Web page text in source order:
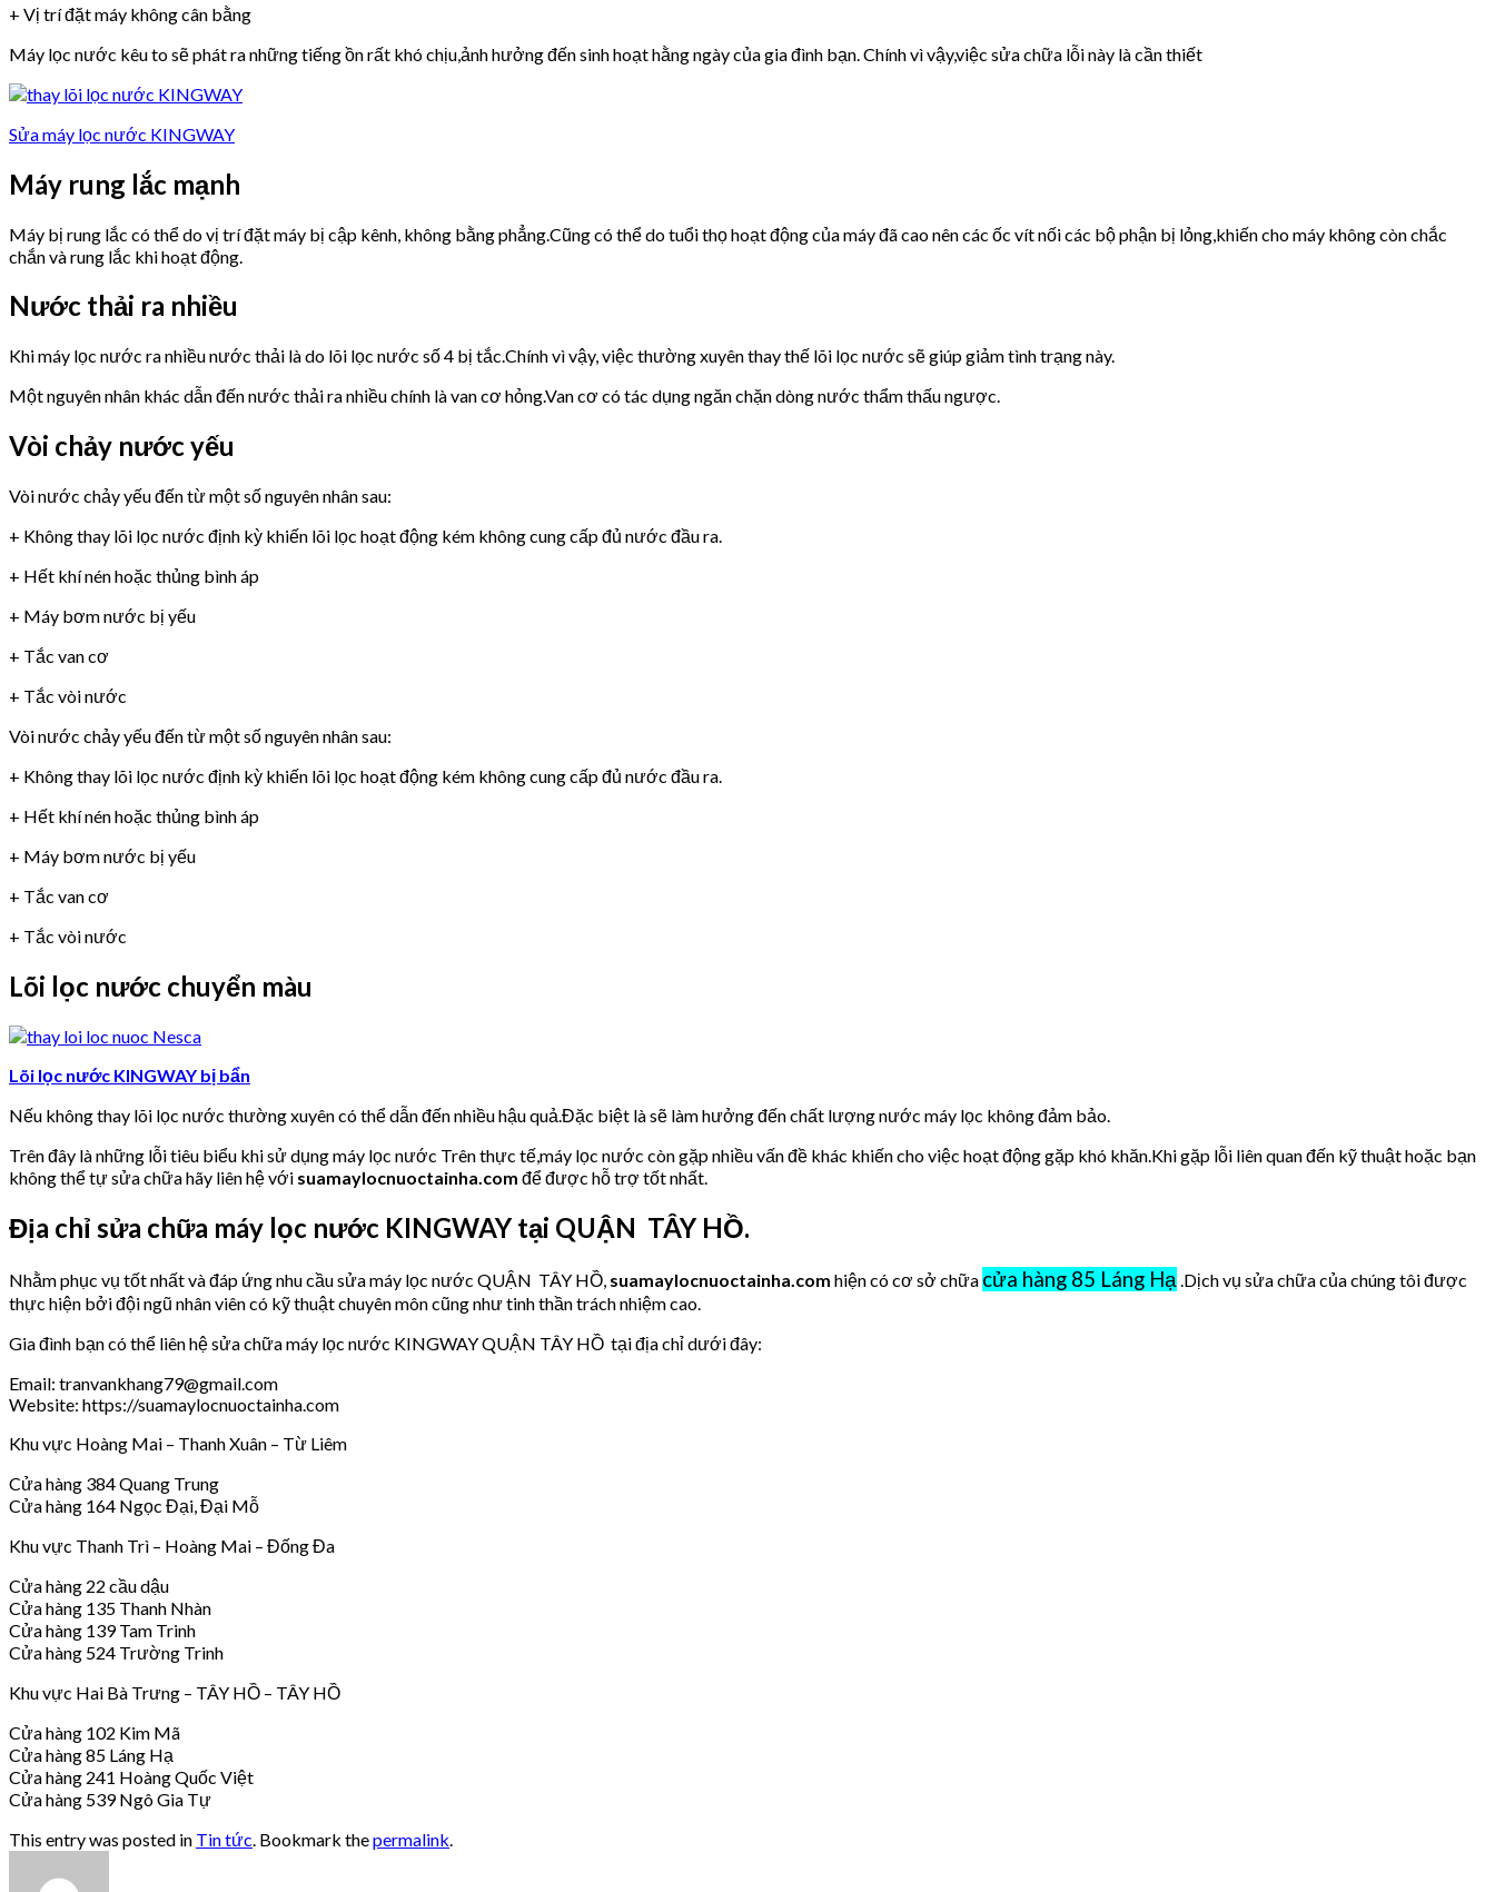
+ Vị trí đặt máy không cân bằng
Máy lọc nước kêu to sẽ phát ra những tiếng ồn rất khó chịu,ảnh hưởng đến sinh hoạt hằng ngày của gia đình bạn. Chính vì vậy,việc sửa chữa lỗi này là cần thiết
Sửa máy lọc nước KINGWAY
Máy rung lắc mạnh
Máy bị rung lắc có thể do vị trí đặt máy bị cập kênh, không bằng phẳng.Cũng có thể do tuổi thọ hoạt động của máy đã cao nên các ốc vít nối các bộ phận bị lỏng,khiến cho máy không còn chắc
chắn và rung lắc khi hoạt động.
Nước thải ra nhiều
Khi máy lọc nước ra nhiều nước thải là do lõi lọc nước số 4 bị tắc.Chính vì vậy, việc thường xuyên thay thế lõi lọc nước sẽ giúp giảm tình trạng này.
Một nguyên nhân khác dẫn đến nước thải ra nhiều chính là van cơ hỏng.Van cơ có tác dụng ngăn chặn dòng nước thẩm thấu ngược.
Vòi chảy nước yếu
Vòi nước chảy yếu đến từ một số nguyên nhân sau:
+ Không thay lõi lọc nước định kỳ khiến lõi lọc hoạt động kém không cung cấp đủ nước đầu ra.
+ Hết khí nén hoặc thủng bình áp
+ Máy bơm nước bị yếu
+ Tắc van cơ
+ Tắc vòi nước
Vòi nước chảy yếu đến từ một số nguyên nhân sau:
+ Không thay lõi lọc nước định kỳ khiến lõi lọc hoạt động kém không cung cấp đủ nước đầu ra.
+ Hết khí nén hoặc thủng bình áp
+ Máy bơm nước bị yếu
+ Tắc van cơ
+ Tắc vòi nước
Lõi lọc nước chuyển màu
Lõi lọc nước KINGWAY bị bẩn
Nếu không thay lõi lọc nước thường xuyên có thể dẫn đến nhiều hậu quả.Đặc biệt là sẽ làm hưởng đến chất lượng nước máy lọc không đảm bảo.
Trên đây là những lỗi tiêu biểu khi sử dụng máy lọc nước Trên thực tế,máy lọc nước còn gặp nhiều vấn đề khác khiến cho việc hoạt động gặp khó khăn.Khi gặp lỗi liên quan đến kỹ thuật hoặc bạn
không thể tự sửa chữa hãy liên hệ với suamaylocnuoctainha.com để được hỗ trợ tốt nhất.
Địa chỉ sửa chữa máy lọc nước KINGWAY tại QUẬN TÂY HỒ.
Nhằm phục vụ tốt nhất và đáp ứng nhu cầu sửa máy lọc nước QUẬN TÂY HỒ, suamaylocnuoctainha.com hiện có cơ sở chữa cửa hàng 85 Láng Hạ .Dịch vụ sửa chữa của chúng tôi được
thực hiện bởi đội ngũ nhân viên có kỹ thuật chuyên môn cũng như tinh thần trách nhiệm cao.
Gia đình bạn có thể liên hệ sửa chữa máy lọc nước KINGWAY QUẬN TÂY HỒ tại địa chỉ dưới đây:
Email: tranvankhang79@gmail.com
Website: https://suamaylocnuoctainha.com
Khu vực Hoàng Mai – Thanh Xuân – Từ Liêm
Cửa hàng 384 Quang Trung
Cửa hàng 164 Ngọc Đại, Đại Mỗ
Khu vực Thanh Trì – Hoàng Mai – Đống Đa
Cửa hàng 22 cầu dậu
Cửa hàng 135 Thanh Nhàn
Cửa hàng 139 Tam Trinh
Cửa hàng 524 Trường Trinh
Khu vực Hai Bà Trưng – TÂY HỒ – TÂY HỒ
Cửa hàng 102 Kim Mã
Cửa hàng 85 Láng Hạ
Cửa hàng 241 Hoàng Quốc Việt
Cửa hàng 539 Ngô Gia Tự
This entry was posted in Tin tức . Bookmark thepermalink